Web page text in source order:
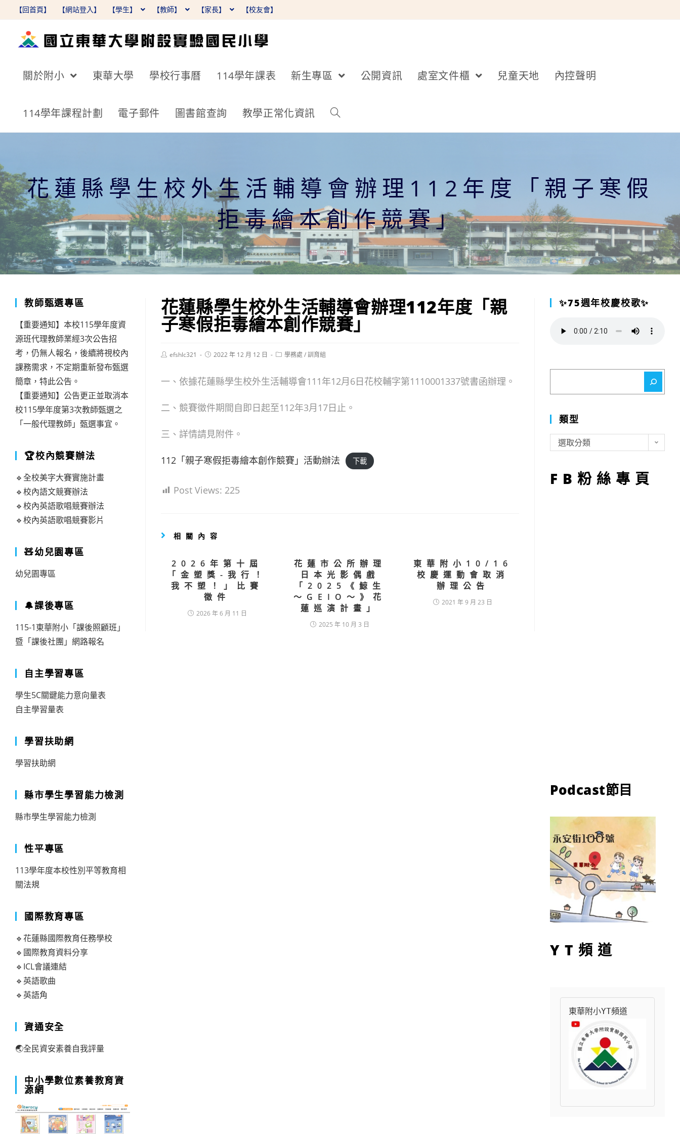
【回首頁】 【網站登入】 【學生】 【教師】 【家長】 【校友會】
關於附小 東華大學 學校行事曆 114學年課表 新生專區 公開資訊 處室文件櫃 兒童天地 內控聲明
114學年課程計劃 電子郵件 圖書館查詢 教學正常化資訊
花蓮縣學生校外生活輔導會辦理112年度「親子寒假
拒毒繪本創作競賽」
花蓮縣學生校外生活輔導會辦理112年度「親
子寒假拒毒繪本創作競賽」
Postefshlc321
Post2022 年 12 月 12 日
Post學務處 /訓育組
一、依據花蓮縣學生校外生活輔導會111年12月6日花校輔字第1110001337號書函辦理。
二、競賽徵件期間自即日起至112年3月17日止。
三、詳情請見附件。
112「親子寒假拒毒繪本創作競賽」活動辦法 下載
Post Views: 225
相關內容
2026年第十屆
「金塑獎-我行！
我不塑！」比賽
徵件
2026 年 6 月 11 日
花蓮市公所辦理
日本光影偶戲
「2025《鯨生
～GEIO～》花
蓮巡演計畫」
2025 年 10 月 3 日
東華附小10/16
校慶運動會取消
辦理公告
2021 年 9 月 23 日
教師甄選專區
【重要通知】本校115學年度資
源班代理教師業經3次公告招
考，仍無人報名，後續將視校內
課務需求，不定期重新發布甄選
簡章，特此公告。
【重要通知】公告更正並取消本
校115學年度第3次教師甄選之
「一般代理教師」甄選事宜。
🏆校內競賽辦法
🔹全校美字大賽實施計畫
🔹校內語文競賽辦法
🔹校內英語歌唱競賽辦法
🔹校內英語歌唱競賽影片
🧸幼兒園專區
幼兒園專區
🔔課後專區
115-1東華附小「課後照顧班」
暨「課後社團」網路報名
自主學習專區
學生5C關鍵能力意向量表
自主學習量表
學習扶助網
學習扶助網
縣市學生學習能力檢測
縣市學生學習能力檢測
性平專區
113學年度本校性別平等教育相
關法規
國際教育專區
🔹花蓮縣國際教育任務學校
🔹國際教育資料分享
🔹ICL會議連結
🔹英語歌曲
🔹英語角
資通安全
🌏全民資安素養自我評量
中小學數位素養教育資
源網
✨75週年校慶校歌✨
類型
型
選取分類
FB粉絲專頁
Podcast節目
YT頻道
東華附小YT頻道